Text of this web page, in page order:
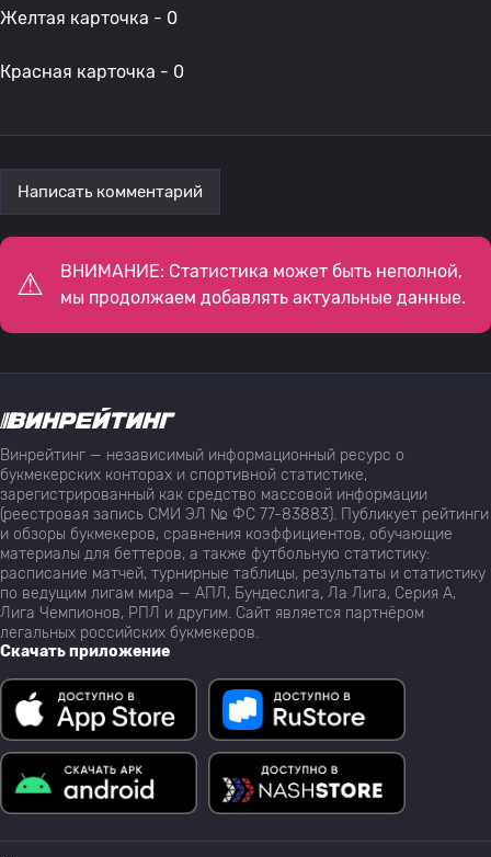
Желтая карточка - 0
Красная карточка - 0
Написать комментарий
ВНИМАНИЕ: Статистика может быть неполной,
мы продолжаем добавлять актуальные данные.
Винрейтинг — независимый информационный ресурс о
букмекерских конторах и спортивной статистике,
зарегистрированный как средство массовой информации
(реестровая запись СМИ ЭЛ № ФС 77-83883). Публикует рейтинги
и обзоры букмекеров, сравнения коэффициентов, обучающие
материалы для беттеров, а также футбольную статистику:
расписание матчей, турнирные таблицы, результаты и статистику
по ведущим лигам мира — АПЛ, Бундеслига, Ла Лига, Серия А,
Лига Чемпионов, РПЛ и другим. Сайт является партнёром
легальных российских букмекеров.
Скачать приложение